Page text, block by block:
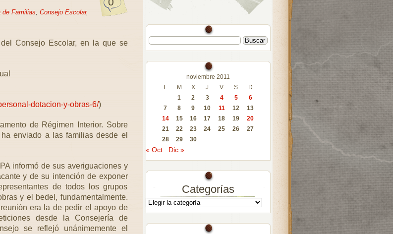
de Familias, Consejo Escolar,
Consejo Escolar, en la que se
dotacion-y-obras-6/)
de Régimen Interior. Sobre
enviado a las familias desde el
informó de sus averiguaciones y
y de su intención de exponer
de todos los grupos
y el bedel, fundamentalmente.
era la de pedir el apoyo de
desde la Consejería de
se reflejó unánimemente el
noviembre 2011
L
M X J V S
D
1
2 3 4 5
6
7
8 9 10 11 12
13
14
15 16 17 18 19
20
21
22 23 24 25 26
27
28
29 30
« Oct Dic »
Categorías